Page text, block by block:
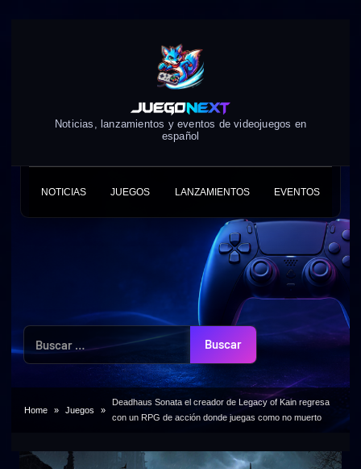
Noticias, lanzamientos y eventos de videojuegos en
español
NOTICIAS JUEGOS LANZAMIENTOS EVENTOS
Home Juegos
Deadhaus Sonata el creador de Legacy of Kain regresa
con un RPG de acción donde juegas como no muerto